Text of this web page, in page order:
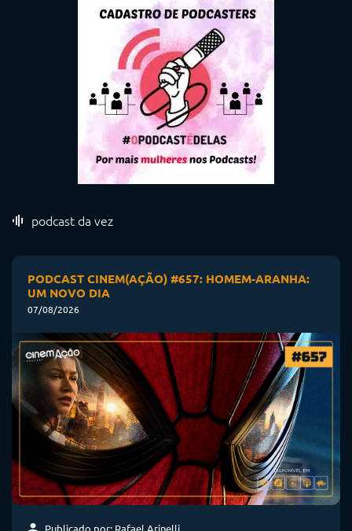
podcast da vez
PODCAST CINEM(AÇÃO) #657: HOMEM-ARANHA:
UM NOVO DIA
07/08/2026